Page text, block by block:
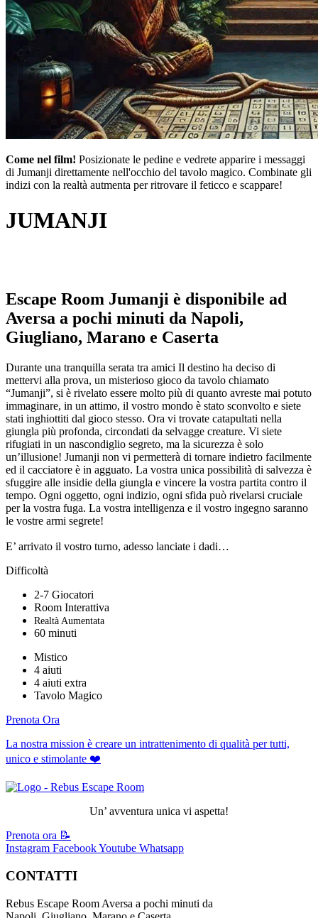
Come nel film! Posizionate le pedine e vedrete apparire i messaggi
di Jumanji direttamente nell'occhio del tavolo magico. Combinate gli
indizi con la realtà autmenta per ritrovare il feticco e scappare!
JUMANJI
Escape Room Jumanji è disponibile ad
Aversa a pochi minuti da Napoli,
Giugliano, Marano e Caserta
Durante una tranquilla serata tra amici Il destino ha deciso di
mettervi alla prova, un misterioso gioco da tavolo chiamato
“Jumanji”, si è rivelato essere molto più di quanto avreste mai potuto
immaginare, in un attimo, il vostro mondo è stato sconvolto e siete
stati inghiottiti dal gioco stesso. Ora vi trovate catapultati nella
giungla più profonda, circondati da selvagge creature. Vi siete
rifugiati in un nascondiglio segreto, ma la sicurezza è solo
un’illusione! Jumanji non vi permetterà di tornare indietro facilmente
ed il cacciatore è in agguato. La vostra unica possibilità di salvezza è
sfuggire alle insidie della giungla e vincere la vostra partita contro il
tempo. Ogni oggetto, ogni indizio, ogni sfida può rivelarsi cruciale
per la vostra fuga. La vostra intelligenza e il vostro ingegno saranno
le vostre armi segrete!
E’ arrivato il vostro turno, adesso lanciate i dadi…
Difficoltà
2-7 Giocatori
Room Interattiva
Realtà Aumentata
60 minuti
Mistico
4 aiuti
4 aiuti extra
Tavolo Magico
Prenota Ora
La nostra mission è creare un intrattenimento di qualità per tutti,
unico e stimolante ❤️
Un’ avventura unica vi aspetta!
Prenota ora 📝
Instagram FacebookYoutube Whatsapp
CONTATTI
Rebus Escape Room Aversa a pochi minuti da